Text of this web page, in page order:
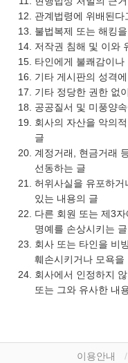
관계법령에 위배된다
불법복제 또는 해킹
저작권 침해 및 이와
타인에게 불쾌감이
기타 게시판의 성격
기타 정당한 권한 없
공공질서 및 미풍양
회사의 자산을 악의
글
계정거래, 현금거래
선동하는 글
허위사실을 유포하
있는 내용의 글
다른 회원 또는 제3
명예를 손상시키는 글
회사 또는 타인을 비
훼손시키거나 모욕을
회사에서 인정하지
또는 그와 유사한 내
이용안내